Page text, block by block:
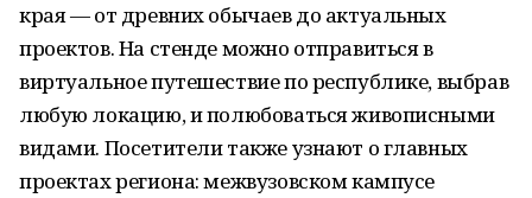
края — от древних обычаев до актуальных
проектов. На стенде можно отправиться в
виртуальное путешествие по республике, выбрав
любую локацию, и полюбоваться живописными
видами. Посетители также узнают о главных
проектах региона: межвузовском кампусе